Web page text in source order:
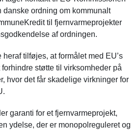
danske ordning om kommunalt
til fjernvarmeprojekter
af ordningen.
tilføjes, at formålet med EU’s
støtte til virksomheder på
hvor det får skadelige virkninger for
garanti for et fjernvarmeprojekt,
ydelse, der er monopolreguleret og